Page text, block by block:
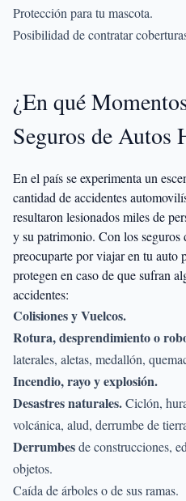
Protección para tu mascota.
Posibilidad de contratar
¿En qué
Seguros de Autos
En el país se experimenta un
cantidad de accidentes
resultaron lesionados miles de
y su patrimonio. Con los
preocuparte por viajar en tu auto
protegen en caso de que sufran
accidentes:
Colisiones y Vuelcos.
Rotura, desprendimiento o
laterales, aletas, medallón,
Incendio, rayo y explosión.
Desastres naturales.Ciclón,
volcánica, alud, derrumbe de
Derrumbesde construcciones,
objetos.
Caída de árboles o de sus ramas.